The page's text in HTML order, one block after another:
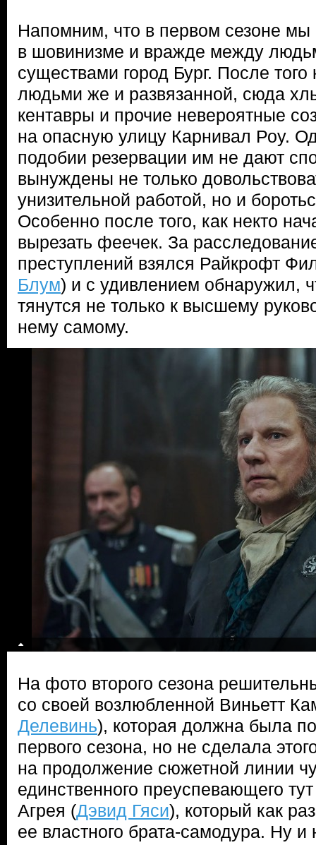
Напомним, что в первом сезоне
в шовинизме и вражде между
существами город Бург. После того
людьми же и развязанной, сюда
кентавры и прочие невероятные
на опасную улицу Карнивал Роу.
подобии резервации им не дают
вынуждены не только
унизительной работой, но и
Особенно после того, как некто
вырезать феечек. За
преступлений взялся Райкрофт
Блум) и с удивлением обнаружил,
тянутся не только к высшему
нему самому.
На фото второго сезона
со своей возлюбленной Виньетт
Делевинь), которая должна была
первого сезона, но не сделала
на продолжение сюжетной линии
единственного преуспевающего
Агрея (Дэвид Гяси), который как
ее властного брата-самодура. Ну и